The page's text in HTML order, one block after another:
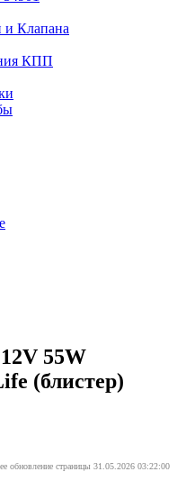
и Клапана
КПП
55W
(блистер)
обновление страницы 31.05.2026 03:22:00